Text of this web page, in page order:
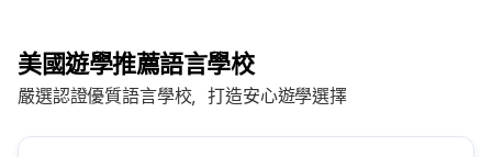
美國遊學推薦語言學校
嚴選認證優質語言學校，打造安心遊學選擇